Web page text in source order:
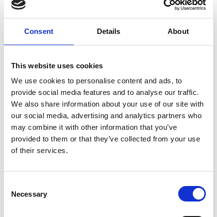
Consent Details About
This website uses cookies
We use cookies to personalise content and ads, to
provide social media features and to analyse our traffic.
We also share information about your use of our site with
our social media, advertising and analytics partners who
may combine it with other information that you’ve
provided to them or that they’ve collected from your use
of their services.
Selection
Necessary
di Johann Adolf Hasse per soprano, contralto, coro
femminile a quattro voci, archi e basso continuo.
Johann Adolf Hasse soprannominato “Il Sassone” per
operistico ma sentì da subito la necessità di spostarsi
considerata la capitale del melodramma, ogni segreto
dell’arte di far commuovere con il canto.
Nel Miserere, Hasse, crea una musica sempre varia,
ora tesa e severa, poi lacrimevole o dolcemente
implorante oppure brillantemente concertante, il tutto
in sei numeri musicali.